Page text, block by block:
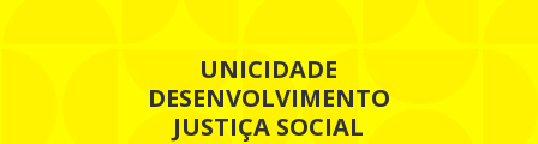
UNICIDADE
DESENVOLVIMENTO
JUSTIÇA SOCIAL